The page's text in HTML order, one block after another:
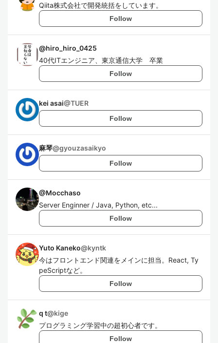
Qiita株式会社で開発統括をしています。
Follow
@hiro_hiro_0425
40代ITエンジニア、東京通信大学 卒業
Follow
kei asai@TUER
Follow
麻琴@gyouzasaikyo
Follow
@Mocchaso
Server Enginner / Java, Python, etc...
Follow
Yuto Kaneko@kyntk
今はフロントエンド関連をメインに担当。React, Ty
peScriptなど。
Follow
q t@kige
プログラミング学習中の超初心者です。
Follow